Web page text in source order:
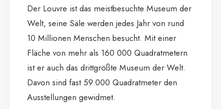
Der Louvre ist das meistbesuchte Museum der
Welt, seine Säle werden jedes Jahr von rund
10 Millionen Menschen besucht. Mit einer
Fläche von mehr als 160 000 Quadratmetern
ist er auch das drittgrößte Museum der Welt.
Davon sind fast 59.000 Quadratmeter den
Ausstellungen gewidmet.